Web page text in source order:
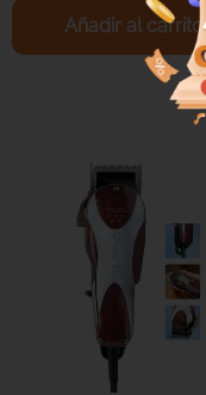
Añadir al carrito